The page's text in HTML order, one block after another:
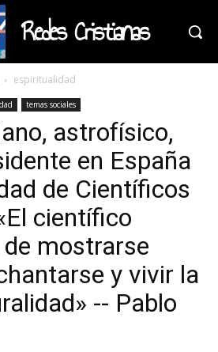
Redes Cristianas
espiritualidad
temas sociales
astrofísico,
en España
de Científicos
científico
mostrarse
y vivir la
-- Pablo